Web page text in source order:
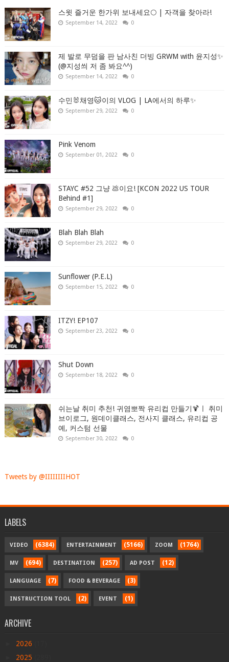
스윗 즐거운 한가위 보내세요🌕 | 자객을 찾아라!
September 14, 2022 0
제 발로 무덤을 판 남사친 더빙 GRWM with 윤지성✨
(@지성씌 저 좀 봐요^^)
September 14, 2022 0
수민🐰채영🐱이의 VLOG | LA에서의 하루✨
September 29, 2022 0
Pink Venom
September 01, 2022 0
STAYC #52 그냥 💩이요! [KCON 2022 US TOUR
Behind #1]
September 29, 2022 0
Blah Blah Blah
September 29, 2022 0
Sunflower (P.E.L)
September 15, 2022 0
ITZY! EP107
September 23, 2022 0
Shut Down
September 18, 2022 0
쉬는날 취미 추천! 귀염뽀짝 유리컵 만들기🍹ㅣ 취미
브이로그, 원데이클래스, 전사지 클래스, 유리컵 공
예, 커스텀 선물
September 30, 2022 0
Tweets by @IIIIIIIIHOT
LABELS
VIDEO (6384) ENTERTAINMENT (5166) ZOOM (1764)
MV (694) DESTINATION (257) AD POST (12)
LANGUAGE (7) FOOD & BEVERAGE (3)
INSTRUCTION TOOL (2) EVENT (1)
ARCHIVE
2026
2025